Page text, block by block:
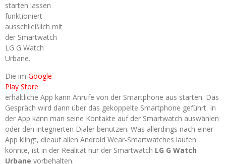
starten lassen
funktioniert
ausschließlich mit
der Smartwatch
LG G Watch
Urbane.
Die im Google
Play Store
erhältliche App kann Anrufe von der Smartphone aus starten. Das
Gespräch wird dann über das gekoppelte Smartphone geführt. In
der App kann man seine Kontakte auf der Smartwatch auswählen
oder den integrierten Dialer benutzen. Was allerdings nach einer
App klingt, dieauf allen Android Wear-Smartwatches laufen
könnte, ist in der Realität nur der Smartwatch LG G Watch
Urbane vorbehalten.